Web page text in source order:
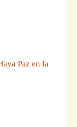
Paz en la